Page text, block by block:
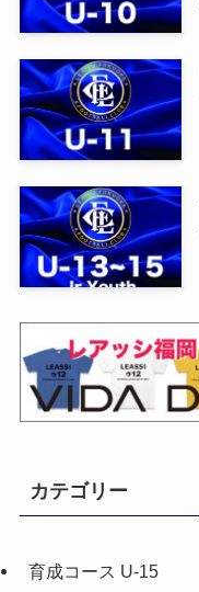
カテゴリー
育成コース U-15